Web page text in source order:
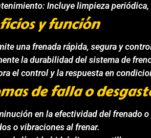
Incluye limpieza
y función
una frenada rápida, segura y
la durabilidad del sistema de
el control y la respuesta en
de falla o
en la efectividad del frenado o
o vibraciones al frenar.